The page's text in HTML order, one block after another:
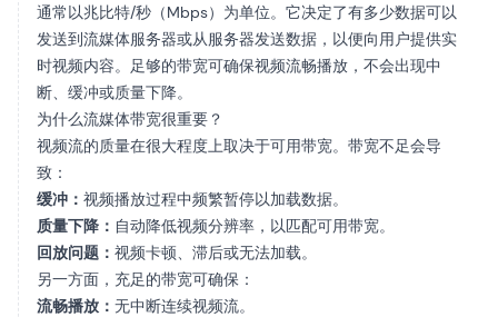
通常以兆比特/秒（Mbps）为单位。它决定了有多少数据可以
发送到流媒体服务器或从服务器发送数据，以便向用户提供实
时视频内容。足够的带宽可确保视频流畅播放，不会出现中
断、缓冲或质量下降。
为什么流媒体带宽很重要？
视频流的质量在很大程度上取决于可用带宽。带宽不足会导
致：
缓冲： 视频播放过程中频繁暂停以加载数据。
质量下降： 自动降低视频分辨率，以匹配可用带宽。
回放问题： 视频卡顿、滞后或无法加载。
另一方面，充足的带宽可确保：
流畅播放： 无中断连续视频流。